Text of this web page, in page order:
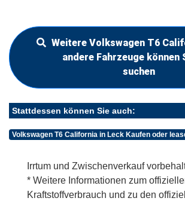
Weitere Volkswagen T6
andere Fahrzeuge können
suchen
Stattdessen können Sie auch:
Volkswagen T6 California in Leck Kaufen oder
Irrtum und Zwischenverkauf
* Weitere Informationen zum
Kraftstoffverbrauch und zu den